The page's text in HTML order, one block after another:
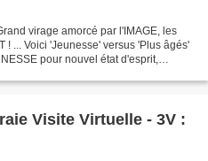
virage amorcé par l'IMAGE, les
! ... Voici 'Jeunesse' versus 'Plus âgés'
pour nouvel état d'esprit,
Visite Virtuelle - 3V :